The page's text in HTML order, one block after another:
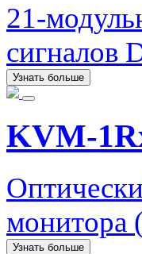
21-
сигналов
Узнать больше
KVM-
монитора
Узнать больше